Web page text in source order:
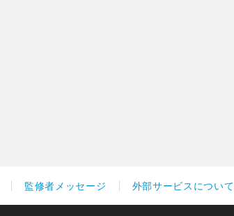
監修者メッセージ 外部サービスについて